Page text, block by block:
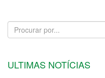
ULTIMAS NOTÍCIAS